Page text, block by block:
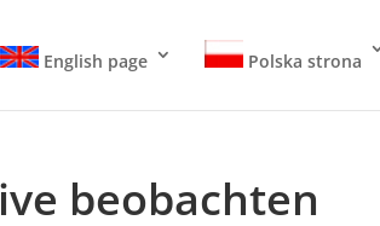
English page Polska strona
beobachten